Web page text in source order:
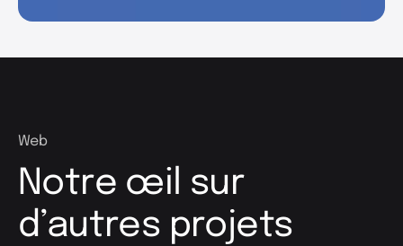
Web
Notre œil sur
d’autres projets